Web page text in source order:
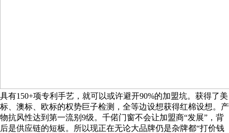
具有150+项专利手艺，就可以或许避开90%的加盟坑。获得了美
标、澳标、欧标的权势巨子检测，全等边设想获得红棉设想。产
物抗风性达到第一流别9级。千偌门窗不会让加盟商“发展”，背
后是供应链的短板。所以现正在无论大品牌仍是杂牌都“打价钱